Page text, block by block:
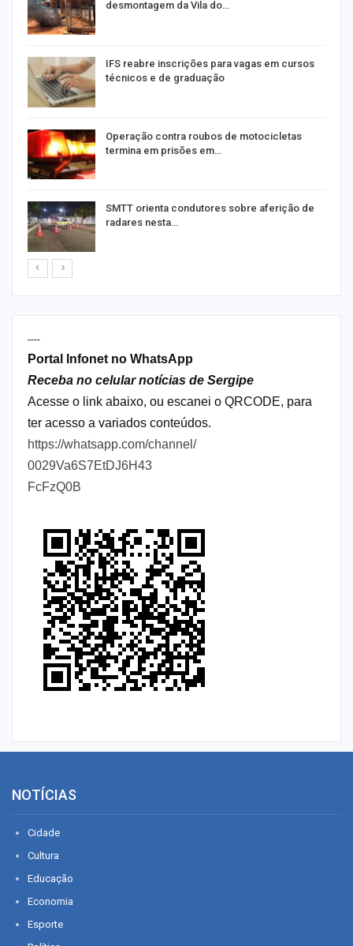
desmontagem da Vila do…
IFS reabre inscrições para vagas em cursos
técnicos e de graduação
Operação contra roubos de motocicletas
termina em prisões em…
SMTT orienta condutores sobre aferição de
radares nesta…
----
Portal Infonet no WhatsApp
Receba no celular notícias de Sergipe
Acesse o link abaixo, ou escanei o QRCODE, para
ter acesso a variados conteúdos.
https://whatsapp.com/channel/
0029Va6S7EtDJ6H43
FcFzQ0B
NOTÍCIAS
Cidade
Cultura
Educação
Economia
Esporte